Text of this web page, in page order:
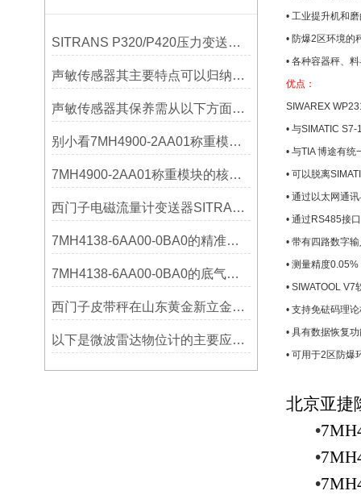
SITRANS P320/P420压力变送器概述
声敏传感器其主要特点可以归纳为以下几个核心维度
声敏传感器其保养需从以下方面入手
别小看7MH4900-2AA01称重模块！这些你日常接触的领域，早已离不开它
7MH4900-2AA01称重模块的核心亮点，藏着让效率翻倍的“关键密码”
西门子电磁流量计变送器SITRANS FMT020的功能
7MH4138-6AA00-0BA0的精准从何而来？关键组成部分，藏着答案！
7MH4138-6AA00-0BA0的底气：这些核心功能，让精准称重不再是难题
西门子皮带秤在山东黄金新立金矿的成功应用
以下是微波雷达物位计的主要应用领域及具体场景分析
• 工业提升机和
• 防爆2区环境的
• 各种容器秤、
优点：
SIWAREX
• 与SIMATIC
• 与TIA 博途有统
• 可以脱离
• 通过以太网通
• 通过RS485接
• 带有四路数字
• 测量精度
• SIWATOOL
• 支持免砝码理
• 具有数据恢复
• 可用于2区防爆
北京亚
•
•
•